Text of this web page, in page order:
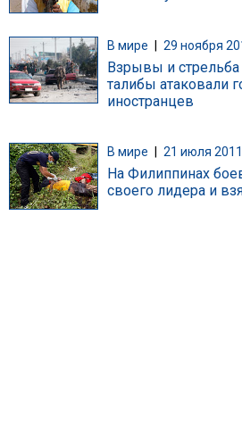
В мире 29 ноября
Взрывы и
талибы атаковали
иностранцев
В мире 21 июля 2011
На Филиппинах
своего лидера и